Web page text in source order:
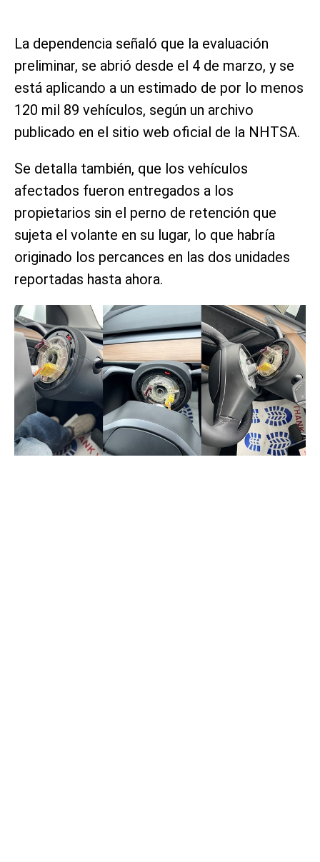
La dependencia señaló que la evaluación
preliminar, se abrió desde el 4 de marzo, y se
está aplicando a un estimado de por lo menos
120 mil 89 vehículos, según un archivo
publicado en el sitio web oficial de la NHTSA.
Se detalla también, que los vehículos
afectados fueron entregados a los
propietarios sin el perno de retención que
sujeta el volante en su lugar, lo que habría
originado los percances en las dos unidades
reportadas hasta ahora.